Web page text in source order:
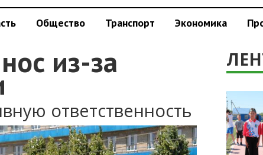
Общество Транспорт Экономика
из-за
ответственность